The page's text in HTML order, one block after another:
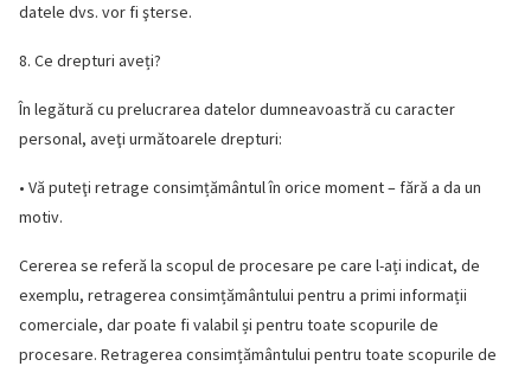
datele dvs. vor fi şterse.
8. Ce drepturi aveți?
În legătură cu prelucrarea datelor dumneavoastră cu caracter
personal, aveţi următoarele drepturi:
• Vă puteţi retrage consimțământul în orice moment – fără a da un
motiv.
Cererea se referă la scopul de procesare pe care l-ați indicat, de
exemplu, retragerea consimțământului pentru a primi informații
comerciale, dar poate fi valabil și pentru toate scopurile de
procesare. Retragerea consimțământului pentru toate scopurile de